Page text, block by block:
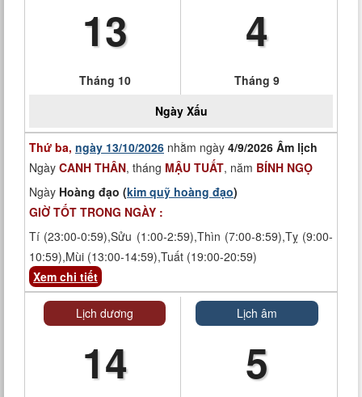
13
Tháng 10
4
Tháng 9
Ngày Xấu
Thứ ba, ngày 13/10/2026 nhằm ngày 4/9/2026 Âm lịch
Ngày CANH THÂN, tháng MẬU TUẤT, năm BÍNH NGỌ
Ngày Hoàng đạo (kim quỹ hoàng đạo)
GIỜ TỐT TRONG NGÀY :
Tí (23:00-0:59),Sửu (1:00-2:59),Thìn (7:00-8:59),Tỵ (9:00-
10:59),Mùi (13:00-14:59),Tuất (19:00-20:59)
Xem chi tiết
Lịch dương
14
Lịch âm
5